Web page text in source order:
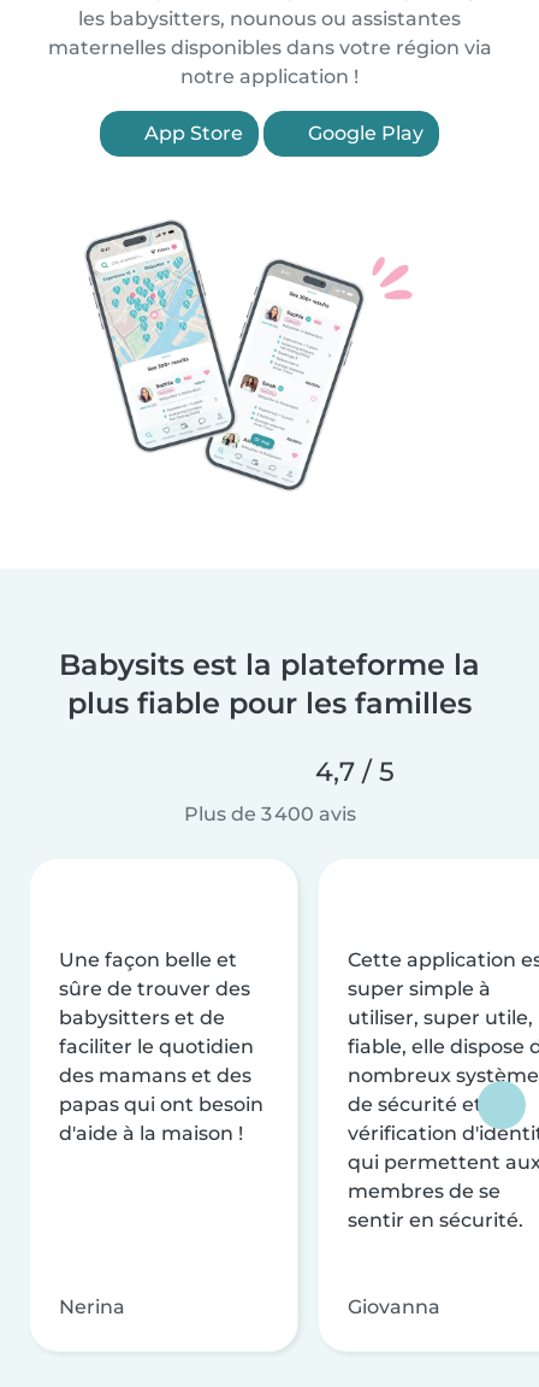
les babysitters, nounous ou assistantes
maternelles disponibles dans votre région via
notre application !
App Store Google Play
Babysits est la plateforme la
plus fiable pour les familles
4,7 / 5
Plus de 3 400 avis
Une façon belle et
sûre de trouver des
babysitters et de
faciliter le quotidien
des mamans et des
papas qui ont besoin
d'aide à la maison !
Nerina
Cette application
super simple à
utiliser, super utile,
fiable, elle dispose
nombreux
de sécurité et de
vérification
qui permettent
membres de se
sentir en sécurité.
Giovanna